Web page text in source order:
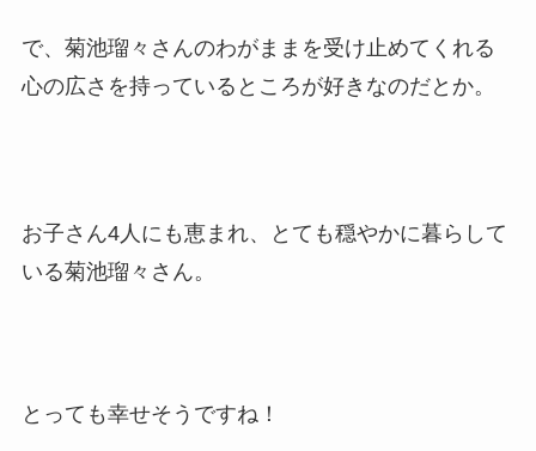
で、菊池瑠々さんのわがままを受け止めてくれる
心の広さを持っているところが好きなのだとか。
お子さん4人にも恵まれ、とても穏やかに暮らして
いる菊池瑠々さん。
とっても幸せそうですね！